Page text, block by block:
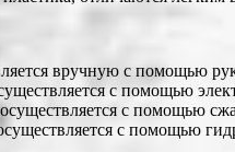
вручную с помощью
с помощью
с помощью
с помощью